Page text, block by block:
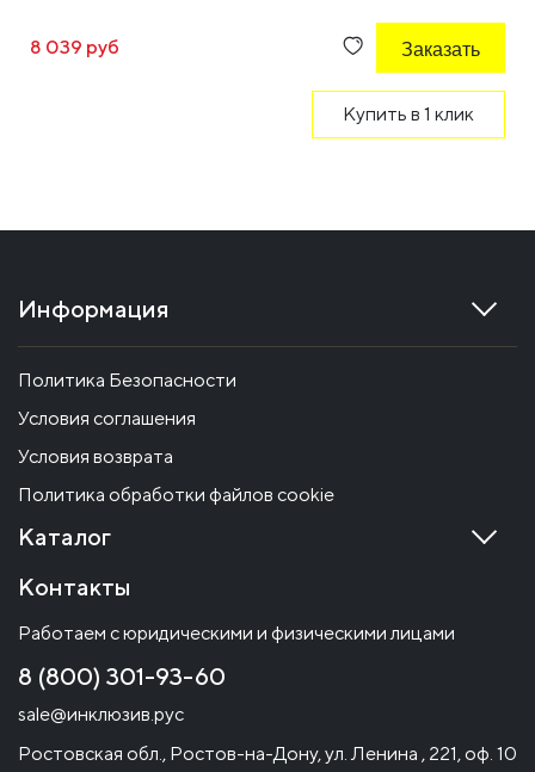
8 039 руб Заказать
Купить в 1 клик
Информация
Политика Безопасности
Условия соглашения
Условия возврата
Политика обработки файлов cookie
Каталог
Контакты
Работаем с юридическими и физическими лицами
8 (800) 301-93-60
sale@инклюзив.рус
Ростовская обл., Ростов-на-Дону, ул. Ленина , 221, оф. 10